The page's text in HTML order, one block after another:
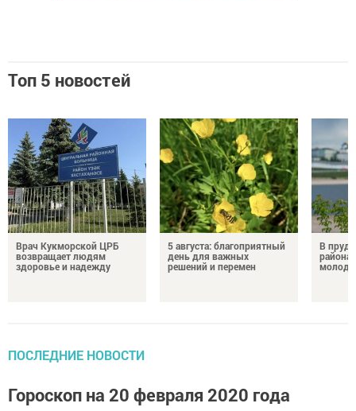
Топ 5 новостей
Врач Кукморской ЦРБ
возвращает людям
здоровье и надежду
5 августа: благоприятный
день для важных
решений и перемен
В
района
ПОСЛЕДНИЕ НОВОСТИ
Гороскоп на 20 февраля 2020 года